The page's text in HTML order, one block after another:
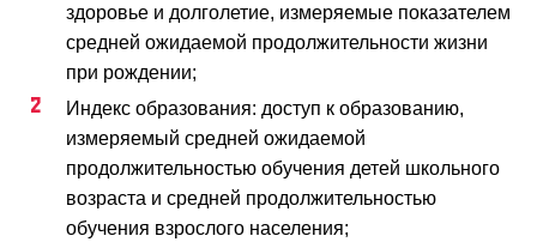
здоровье и долголетие, измеряемые показателем
средней ожидаемой продолжительности жизни
при рождении;
Индекс образования: доступ к образованию,
измеряемый средней ожидаемой
продолжительностью обучения детей школьного
возраста и средней продолжительностью
обучения взрослого населения;